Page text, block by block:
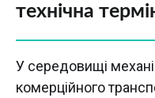
технічна
У середовищі
комерційного